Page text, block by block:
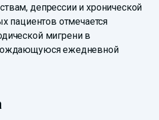
депрессии и хронической
пациентов отмечается
мигрени в
ежедневной